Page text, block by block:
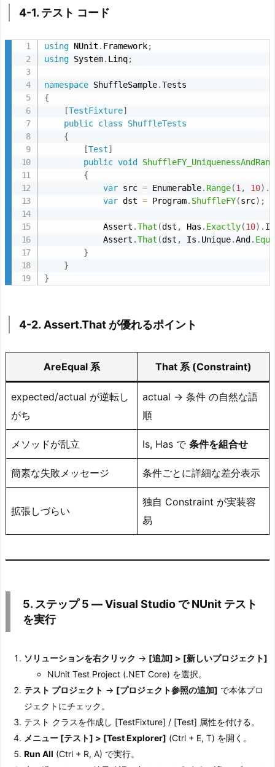
1.
1.
テ
ト
コ
ー
ド
5.
2.
-
2. A
s
r
ポ
イ
ト
ッ
プ
4-1. テスト コード
using NUnit . Framework;
using System. Linq;
namespace ShuffleSample.
{
[TestFixture]
public class
ShuffleTests
{
[Test]
public void
{
var src = Enumerable. Range(1 , 10) .
var dst = Program. ShuffleFY(src) ;
            Assert
.That (dst , Has . Exactly(10) .
            Assert
.That (dst , Is . Unique.And .
}
}
}
4-2. Assert.That が優れるポイント
AreEqual 系 That 系 (Constraint)
expected/actual が逆転し
がち
actual → 条件 の自然な語
順
メソッドが乱立 Is, Has で 条件を組合せ
簡素な失敗メッセージ 条件ごとに詳細な差分表示
拡張しづらい
独自 Constraint が実装容
易
5. ステップ 5 ― Visual Studio で NUnit テスト
を実行
ソリューションを右クリック → [追加] > [新しいプロジェクト]
NUnit Test Project (.NET Core) を選択。
テスト プロジェクト → [プロジェクト参照の追加] で本体プロ
ジェクトにチェック。
テスト クラスを作成し [TestFixture] / [Test] 属性を付ける。
メニュー [テスト] > [Test Explorer] (Ctrl + E, T) を開く。
Run All (Ctrl + R, A) で実行。